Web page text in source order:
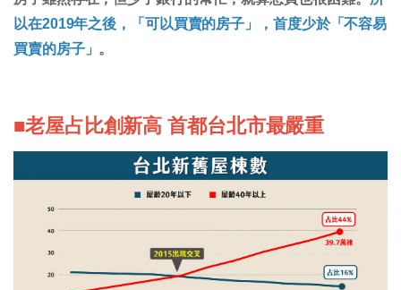
以在2019年之後，「可以買賣的房子」，首度少於「不容易
買賣的房子」 。
■老屋占比創新高 首都台北市最嚴重